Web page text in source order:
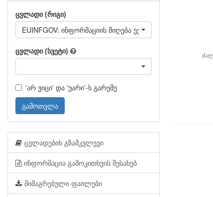
ცვლადი (რიგი)
EUINFGOV: ინფორმაციის მიღება ევროკავშირის
ცვლადი (სვეტი)
'არ ვიცი' და 'უარი'-ს გარეშე
გამოთვლა
ცვლადების გზამკვლევი
ინფორმაცია გამოკითხვის შესახებ
მიმაგრებული ფაილები